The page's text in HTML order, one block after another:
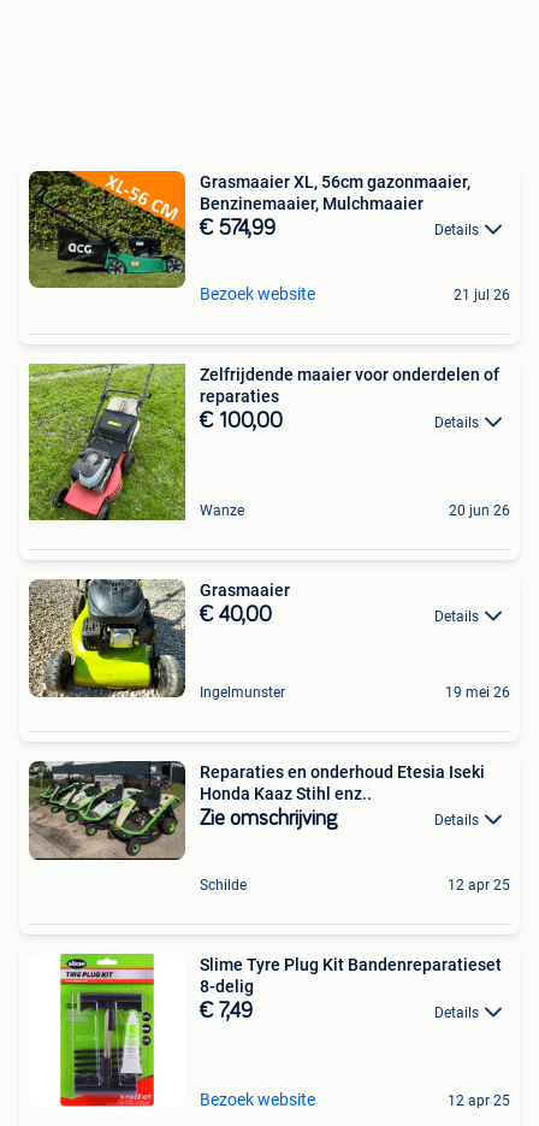
Grasmaaier XL, 56cm gazonmaaier,
Benzinemaaier, Mulchmaaier
€ 574,99 Details
Bezoek website 21 jul 26
Zelfrijdende maaier voor onderdelen of
reparaties
€ 100,00 Details
Wanze 20 jun 26
Grasmaaier
€ 40,00 Details
Ingelmunster 19 mei 26
Reparaties en onderhoud Etesia Iseki
Honda Kaaz Stihl enz..
Zie omschrijving Details
Schilde 12 apr 25
Slime Tyre Plug Kit Bandenreparatieset
8-delig
€ 7,49 Details
Bezoek website 12 apr 25